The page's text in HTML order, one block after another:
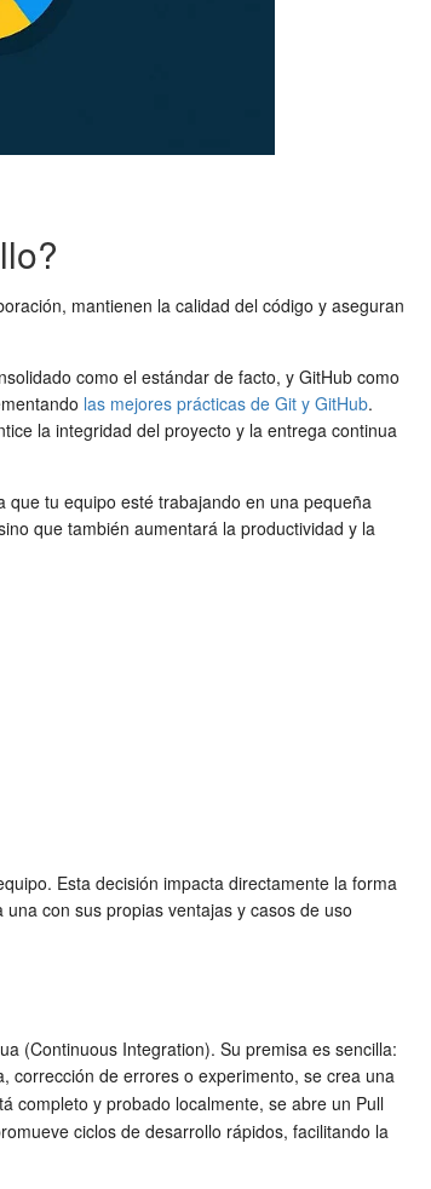
mantienen la calidad del código y aseguran
como el estándar de facto, y GitHub como
las mejores prácticas de Git y GitHub.
la integridad del proyecto y la entrega continua
que tu equipo esté trabajando en una pequeña
que también aumentará la productividad y la
Esta decisión impacta directamente la forma
con sus propias ventajas y casos de uso
(Continuous Integration). Su premisa es sencilla:
corrección de errores o experimento, se crea una
completo y probado localmente, se abre un Pull
ciclos de desarrollo rápidos, facilitando la